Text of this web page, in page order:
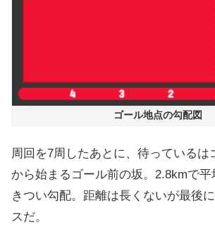
ゴール地点の勾配図
周回を7周したあとに、待っているは
から始まるゴール前の坂。2.8kmで平
きつい勾配。距離は長くないが最後
スだ。